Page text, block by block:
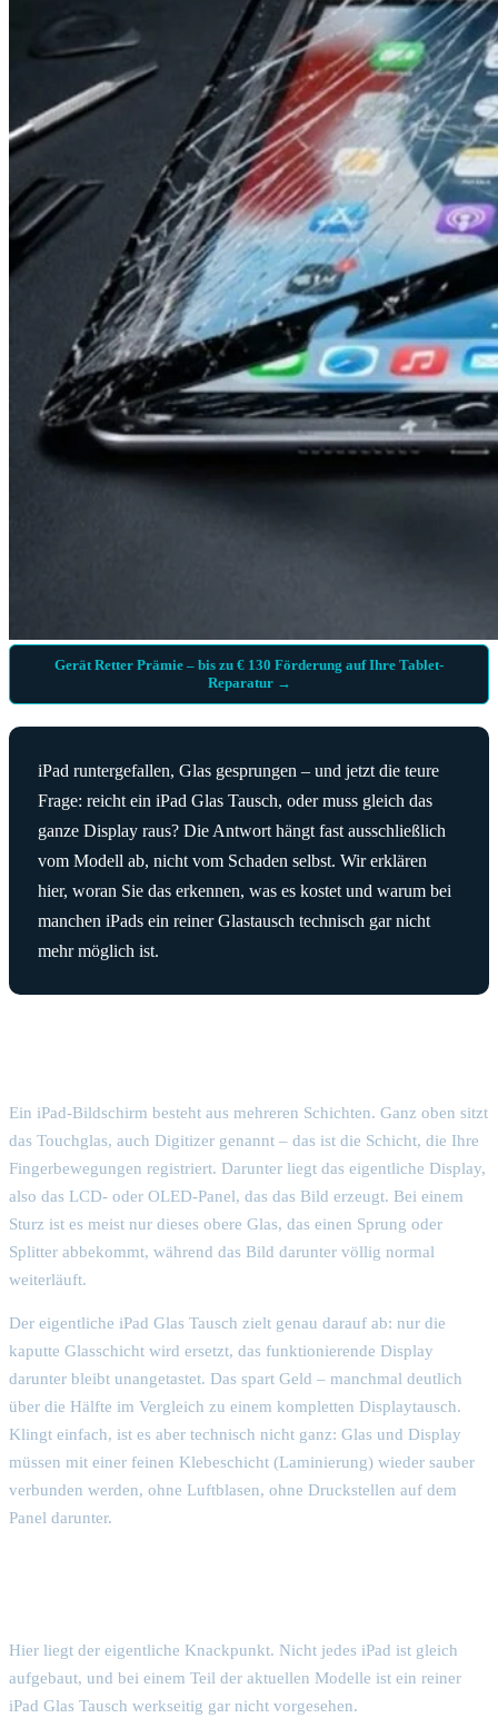
Gerät Retter Prämie – bis zu € 130 Förderung auf Ihre Tablet-
Reparatur →
iPad runtergefallen, Glas gesprungen – und jetzt die teure
Frage: reicht ein iPad Glas Tausch, oder muss gleich das
ganze Display raus? Die Antwort hängt fast ausschließlich
vom Modell ab, nicht vom Schaden selbst. Wir erklären
hier, woran Sie das erkennen, was es kostet und warum bei
manchen iPads ein reiner Glastausch technisch gar nicht
mehr möglich ist.
Ein iPad-Bildschirm besteht aus mehreren Schichten. Ganz oben sitzt
das Touchglas, auch Digitizer genannt – das ist die Schicht, die Ihre
Fingerbewegungen registriert. Darunter liegt das eigentliche Display,
also das LCD- oder OLED-Panel, das das Bild erzeugt. Bei einem
Sturz ist es meist nur dieses obere Glas, das einen Sprung oder
Splitter abbekommt, während das Bild darunter völlig normal
weiterläuft.
Der eigentliche iPad Glas Tausch zielt genau darauf ab: nur die
kaputte Glasschicht wird ersetzt, das funktionierende Display
darunter bleibt unangetastet. Das spart Geld – manchmal deutlich
über die Hälfte im Vergleich zu einem kompletten Displaytausch.
Klingt einfach, ist es aber technisch nicht ganz: Glas und Display
müssen mit einer feinen Klebeschicht (Laminierung) wieder sauber
verbunden werden, ohne Luftblasen, ohne Druckstellen auf dem
Panel darunter.
Hier liegt der eigentliche Knackpunkt. Nicht jedes iPad ist gleich
aufgebaut, und bei einem Teil der aktuellen Modelle ist ein reiner
iPad Glas Tausch werkseitig gar nicht vorgesehen.